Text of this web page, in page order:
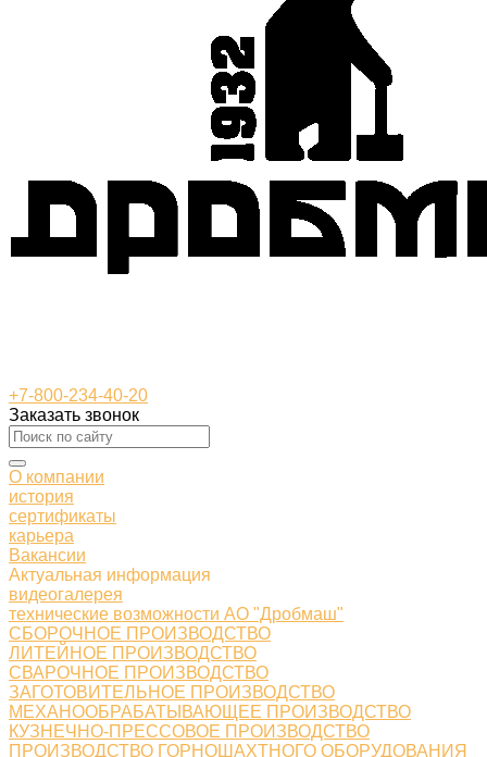
+7-800-234-40-20
Заказать звонок
О компании
история
сертификаты
карьера
Вакансии
Актуальная информация
видеогалерея
технические возможности АО "Дробмаш"
СБОРОЧНОЕ ПРОИЗВОДСТВО
ЛИТЕЙНОЕ ПРОИЗВОДСТВО
СВАРОЧНОЕ ПРОИЗВОДСТВО
ЗАГОТОВИТЕЛЬНОЕ ПРОИЗВОДСТВО
МЕХАНООБРАБАТЫВАЮЩЕЕ ПРОИЗВОДСТВО
КУЗНЕЧНО-ПРЕССОВОЕ ПРОИЗВОДСТВО
ПРОИЗВОДСТВО ГОРНОШАХТНОГО ОБОРУДОВАНИЯ